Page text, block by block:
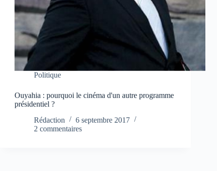
Politique
Ouyahia : pourquoi le cinéma d'un autre programme
présidentiel ?
Rédaction
6 septembre 2017
2 commentaires